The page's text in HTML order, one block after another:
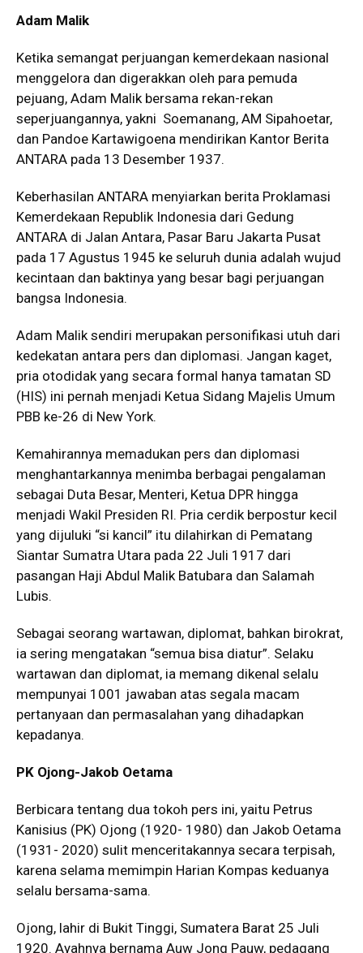
Adam Malik
Ketika semangat perjuangan kemerdekaan nasional
menggelora dan digerakkan oleh para pemuda
pejuang, Adam Malik bersama rekan-rekan
seperjuangannya, yakni Soemanang, AM Sipahoetar,
dan Pandoe Kartawigoena mendirikan Kantor Berita
ANTARA pada 13 Desember 1937.
Keberhasilan ANTARA menyiarkan berita Proklamasi
Kemerdekaan Republik Indonesia dari Gedung
ANTARA di Jalan Antara, Pasar Baru Jakarta Pusat
pada 17 Agustus 1945 ke seluruh dunia adalah wujud
kecintaan dan baktinya yang besar bagi perjuangan
bangsa Indonesia.
Adam Malik sendiri merupakan personifikasi utuh dari
kedekatan antara pers dan diplomasi. Jangan kaget,
pria otodidak yang secara formal hanya tamatan SD
(HIS) ini pernah menjadi Ketua Sidang Majelis Umum
PBB ke-26 di New York.
Kemahirannya memadukan pers dan diplomasi
menghantarkannya menimba berbagai pengalaman
sebagai Duta Besar, Menteri, Ketua DPR hingga
menjadi Wakil Presiden RI. Pria cerdik berpostur kecil
yang dijuluki “si kancil” itu dilahirkan di Pematang
Siantar Sumatra Utara pada 22 Juli 1917 dari
pasangan Haji Abdul Malik Batubara dan Salamah
Lubis.
Sebagai seorang wartawan, diplomat, bahkan birokrat,
ia sering mengatakan “semua bisa diatur”. Selaku
wartawan dan diplomat, ia memang dikenal selalu
mempunyai 1001 jawaban atas segala macam
pertanyaan dan permasalahan yang dihadapkan
kepadanya.
PK Ojong-Jakob Oetama
Berbicara tentang dua tokoh pers ini, yaitu Petrus
Kanisius (PK) Ojong (1920- 1980) dan Jakob Oetama
(1931- 2020) sulit menceritakannya secara terpisah,
karena selama memimpin Harian Kompas keduanya
selalu bersama-sama.
Ojong, lahir di Bukit Tinggi, Sumatera Barat 25 Juli
1920. Ayahnya bernama Auw Jong Pauw, pedagang